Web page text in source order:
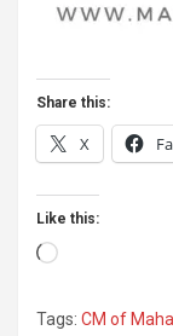
Share this:
X
Like this:
Loading…
Tags: CM of